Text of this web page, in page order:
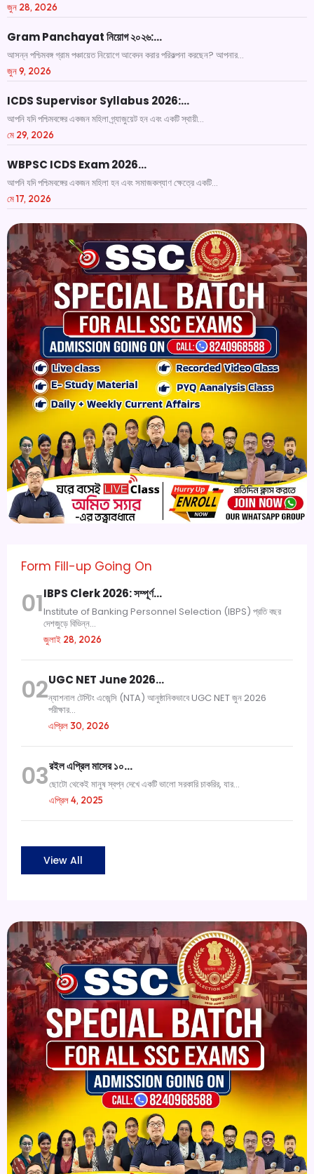
জুন 28, 2026
Gram Panchayat নিয়োগ ২০২৬:…
আসন্ন পশ্চিমবঙ্গ গ্রাম পঞ্চায়েত নিয়োগে আবেদন করার পরিকল্পনা করছেন? আপনার...
জুন 9, 2026
ICDS Supervisor Syllabus 2026:…
আপনি যদি পশ্চিমবঙ্গের একজন মহিলা গ্র্যাজুয়েট হন এবং একটি স্থায়ী...
মে 29, 2026
WBPSC ICDS Exam 2026…
আপনি যদি পশ্চিমবঙ্গের একজন মহিলা হন এবং সমাজকল্যাণ ক্ষেত্রে একটি...
মে 17, 2026
Form Fill-up Going On
01IBPS Clerk 2026: সম্পূর্ণ…
Institute of Banking Personnel Selection (IBPS) প্রতি বছর
দেশজুড়ে বিভিন্ন...
জুলাই 28, 2026
02UGC NET June 2026…
ন্যাশনাল টেস্টিং এজেন্সি (NTA) আনুষ্ঠানিকভাবে UGC NET জুন 2026
পরীক্ষার...
এপ্রিল 30, 2026
03রইল এপ্রিল মাসের ১০…
ছোটো থেকেই মানুষ স্বপ্ন দেখে একটি ভালো সরকারি চাকরির, যার...
এপ্রিল 4, 2025
View All